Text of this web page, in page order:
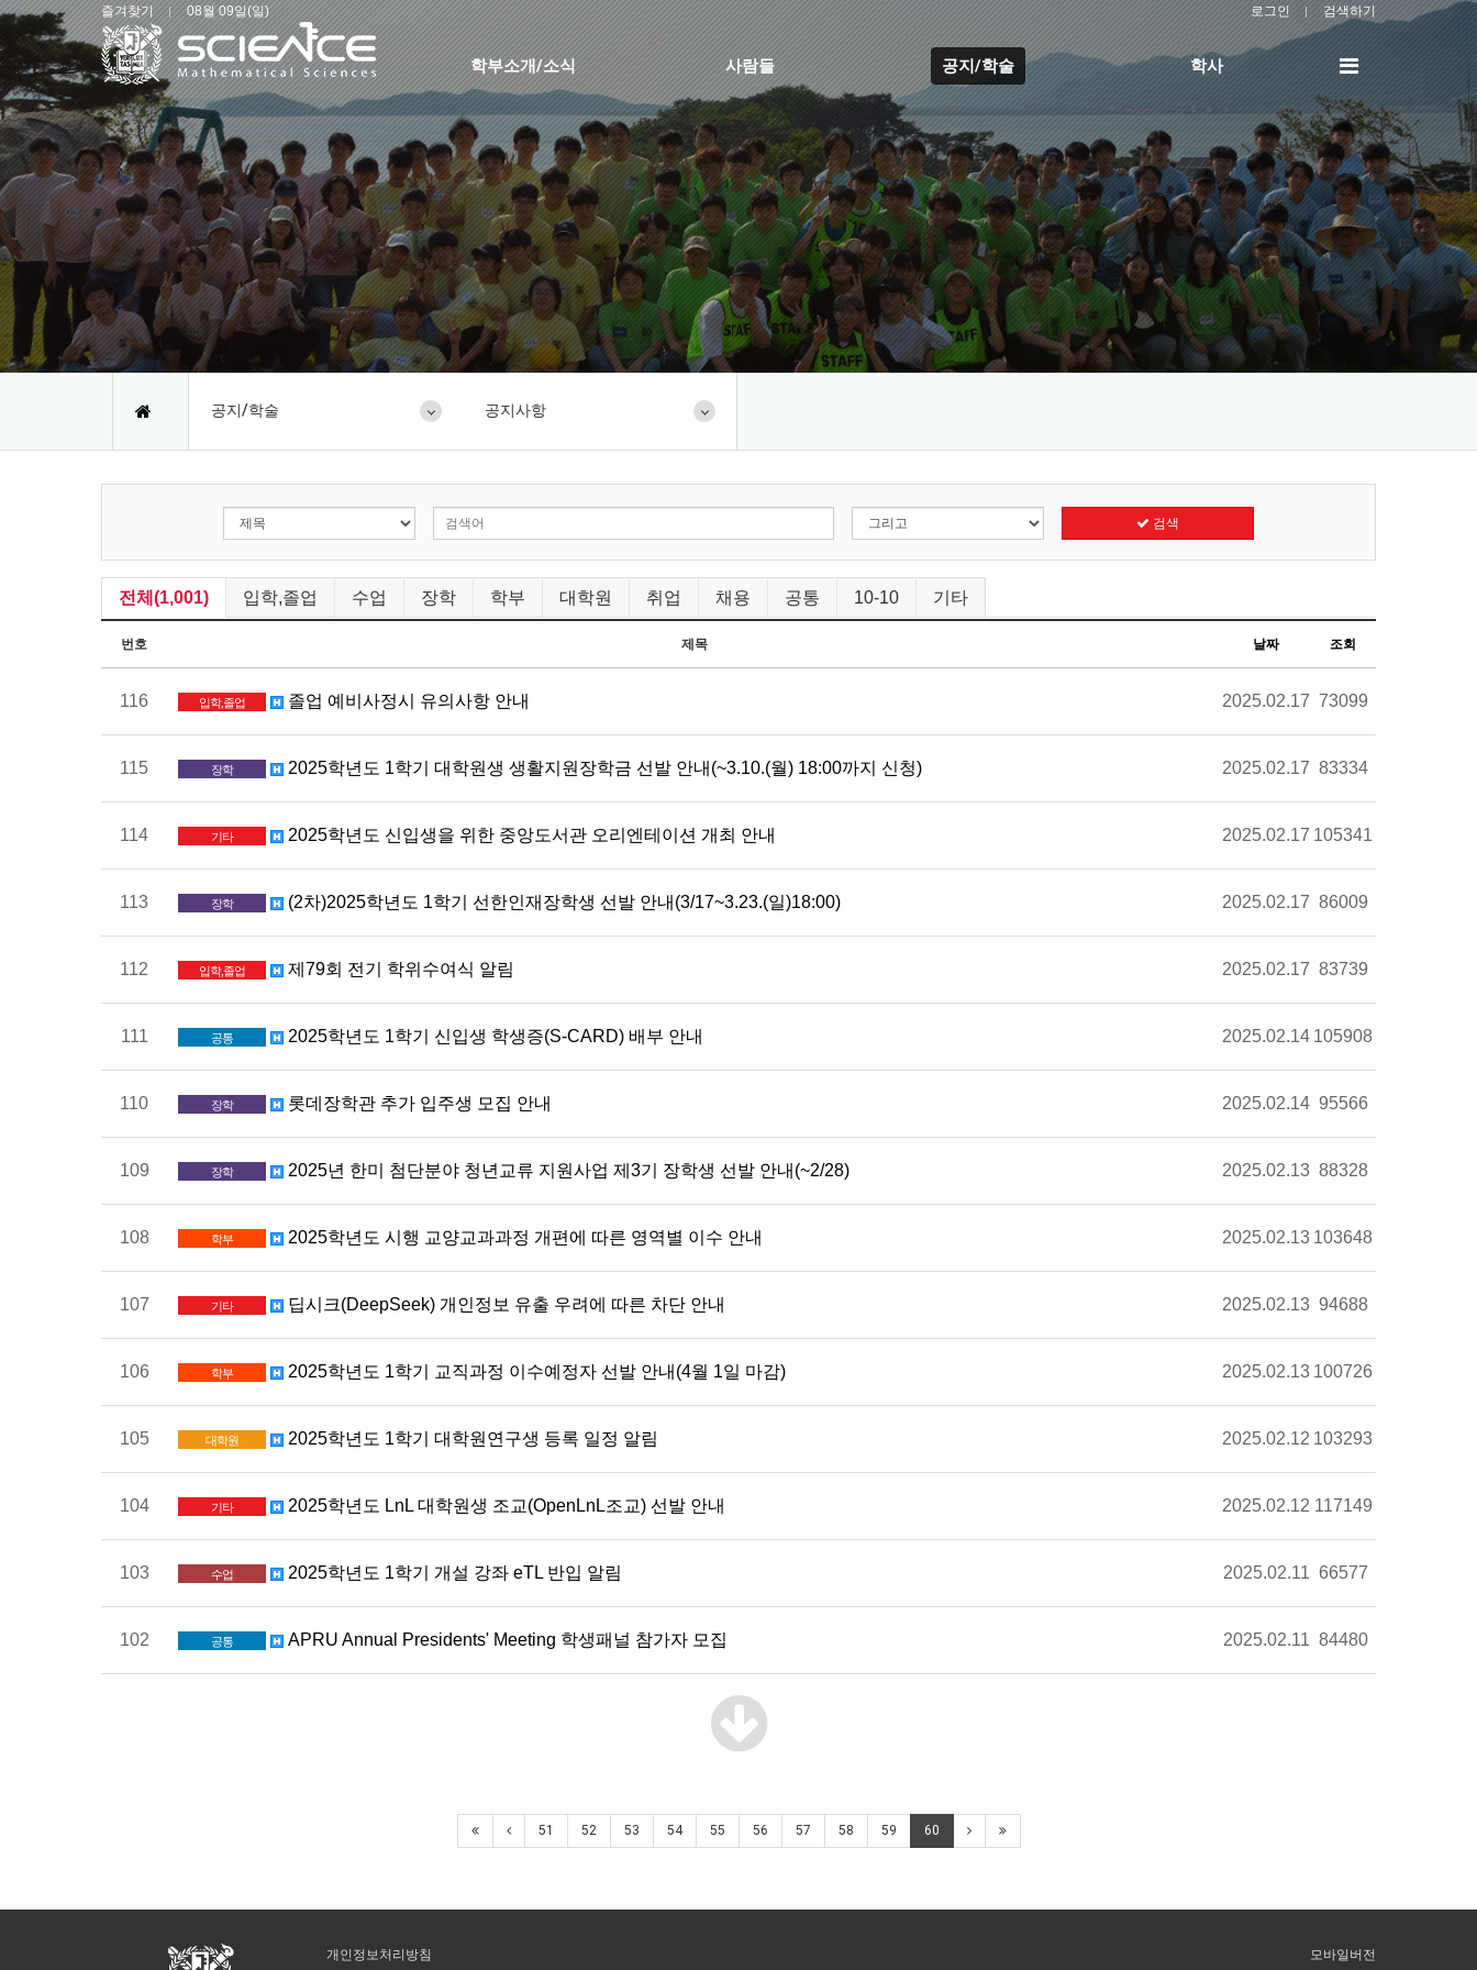
즐겨찾기 08월 09일(일) 로그인 검색하기
학부소개/소식 사람들 공지/학술 학사
전
메
뉴
공지/학술 공지사항
검색
전체(1,001) 입학,졸업 수업 장학 학부 대학원 취업 채용 공통 10-10 기타
번호 제목 날짜 조회
116 입학,졸업 졸업 예비사정시 유의사항 안내 2025.02.17 73099
115 장학 2025학년도 1학기 대학원생 생활지원장학금 선발 안내(~3.10.(월) 18:00까지 신청) 2025.02.17 83334
114 기타 2025학년도 신입생을 위한 중앙도서관 오리엔테이션 개최 안내 2025.02.17 105341
113 장학 (2차)2025학년도 1학기 선한인재장학생 선발 안내(3/17~3.23.(일)18:00) 2025.02.17 86009
112 입학,졸업 제79회 전기 학위수여식 알림 2025.02.17 83739
111 공통 2025학년도 1학기 신입생 학생증(S-CARD) 배부 안내 2025.02.14 105908
110 장학 롯데장학관 추가 입주생 모집 안내 2025.02.14 95566
109 장학 2025년 한미 첨단분야 청년교류 지원사업 제3기 장학생 선발 안내(~2/28) 2025.02.13 88328
108 학부 2025학년도 시행 교양교과과정 개편에 따른 영역별 이수 안내 2025.02.13 103648
107 기타 딥시크(DeepSeek) 개인정보 유출 우려에 따른 차단 안내 2025.02.13 94688
106 학부 2025학년도 1학기 교직과정 이수예정자 선발 안내(4월 1일 마감) 2025.02.13 100726
105 대학원 2025학년도 1학기 대학원연구생 등록 일정 알림 2025.02.12 103293
104 기타 2025학년도 LnL 대학원생 조교(OpenLnL조교) 선발 안내 2025.02.12 117149
103 수업 2025학년도 1학기 개설 강좌 eTL 반입 알림 2025.02.11 66577
102 공통 APRU Annual Presidents' Meeting 학생패널 참가자 모집 2025.02.11 84480
51 52 53 54 55 56 57 58 59 60
개인정보처리방침 모바일버전